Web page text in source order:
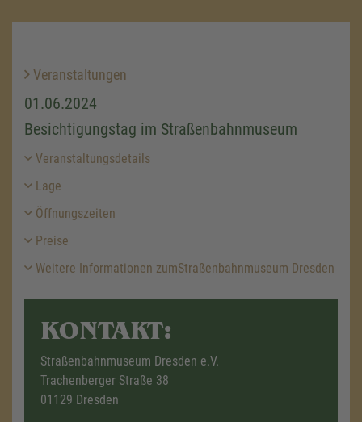
Veranstaltungen
01.06.2024
Besichtigungstag im Straßenbahnmuseum
Veranstaltungsdetails
Lage
Öffnungszeiten
Preise
Weitere Informationen zumStraßenbahnmuseum Dresden
KONTAKT:
Straßenbahnmuseum Dresden e.V.
Trachenberger Straße 38
01129 Dresden